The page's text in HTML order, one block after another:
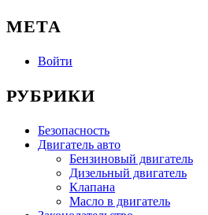
МЕТА
Войти
РУБРИКИ
Безопасность
Двигатель авто
Бензиновый двигатель
Дизельный двигатель
Клапана
Масло в двигатель